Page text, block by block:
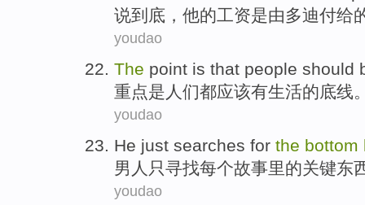
说到底， 他的工资是由多迪付给
youdao
The point is that people should
重点是 人们都应该有生活的底线
youdao
He just searches for the bottom
男人 只寻找每个故事里的关键东
youdao